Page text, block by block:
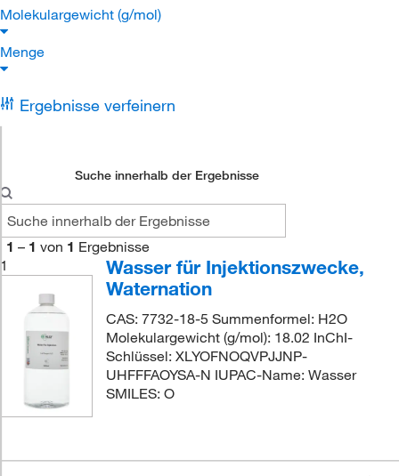
Molekulargewicht (g/mol)
Menge
Ergebnisse verfeinern
Suche innerhalb der Ergebnisse
1 – 1 von 1 Ergebnisse
1
Wasser für Injektionszwecke,
Waternation
CAS: 7732-18-5 Summenformel: H2O
Molekulargewicht (g/mol): 18.02 InChI-
Schlüssel: XLYOFNOQVPJJNP-
UHFFFAOYSA-N IUPAC-Name: Wasser
SMILES: O